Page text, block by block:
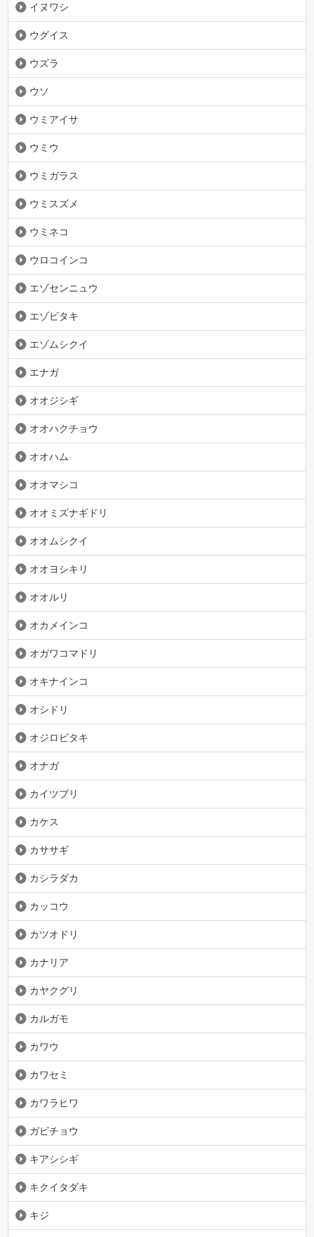
イヌワシ
ウグイス
ウズラ
ウソ
ウミアイサ
ウミウ
ウミガラス
ウミスズメ
ウミネコ
ウロコインコ
エゾセンニュウ
エゾビタキ
エゾムシクイ
エナガ
オオジシギ
オオハクチョウ
オオハム
オオマシコ
オオミズナギドリ
オオムシクイ
オオヨシキリ
オオルリ
オカメインコ
オガワコマドリ
オキナインコ
オシドリ
オジロビタキ
オナガ
カイツブリ
カケス
カササギ
カシラダカ
カッコウ
カツオドリ
カナリア
カヤクグリ
カルガモ
カワウ
カワセミ
カワラヒワ
ガビチョウ
キアシシギ
キクイタダキ
キジ